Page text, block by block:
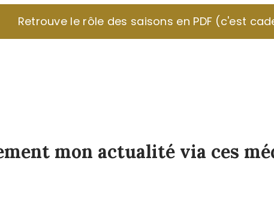
Retrouve le rôle des saisons en PDF (c'est
mon actualité via ces